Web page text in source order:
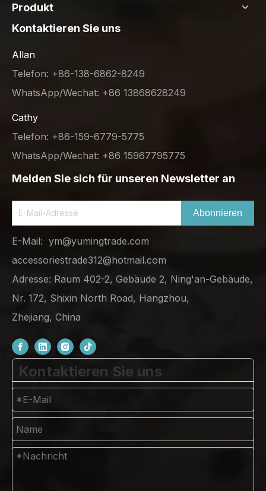
Produkt
Kontaktieren Sie uns
Allan
Telefon: +86-138-6862-8249
WhatsApp/Wechat: +86 13868628249
Cathy
Telefon: +86-159-6779-5775
WhatsApp/Wechat: +86 15967795775
Melden Sie sich für unseren Newsletter an
Abonnieren
E-Mail: ym@yumingtrade.com
accessoriestrade312@hotmail.com
Adresse: Raum 402-2, Gebäude 2, Ning'an-Gebäude,
Nr. 172, Shixin North Road, Hangzhou,
Zhejiang, China
Kontaktieren Sie uns